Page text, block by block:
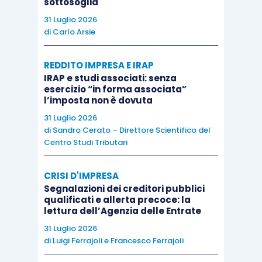
organi collegiali della cooperativa, compresi quelli
redatti peratto pubblico
sia possibile determinare iquorum costitutivi e
deliberativi, i presenti in proprio o per delega ed i
voti espressi; è opportuno trascrivere anche i
verbali delle assemblee andate deserte.
Si ricorda checon la data del 31 luglio 2022
cessa di avere efficacia la norma speciale di
cui all’articolo 106 D.L. 18/2020(Decreto “Cura
Italia”) che,inter alia, consentiva, anche in deroga
alle prescrizioni di legge e di statuto, che le
assemblee dei soci si potessero tenere con
31 Luglio 2026
di Carlo Arsie
REDDITO IMPRESA E IRAP
IRAP e studi associati: senza
esercizio “in forma associata”
l’imposta non è dovuta
31 Luglio 2026
di Sandro Cerato – Direttore Scientifico del
Centro Studi Tributari
CRISI D'IMPRESA
Segnalazioni dei creditori pubblici
qualificati e allerta precoce: la
lettura dell’Agenzia delle Entrate
31 Luglio 2026
di Luigi Ferrajolie Francesco Ferrajoli